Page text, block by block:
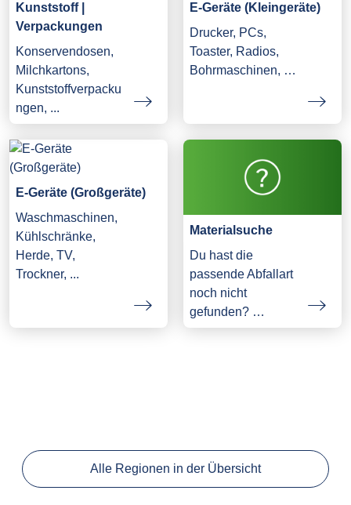
Kunststoff |
Verpackungen
Konservendosen,
Milchkartons,
Kunststoffverpacku
ngen, ...
E-Geräte (Kleingeräte)
Drucker, PCs,
Toaster, Radios,
Bohrmaschinen, …
E-Geräte (Großgeräte)
Waschmaschinen,
Kühlschränke,
Herde, TV,
Trockner, ...
Materialsuche
Du hast die
passende Abfallart
noch nicht
gefunden? …
Alle Regionen in der Übersicht